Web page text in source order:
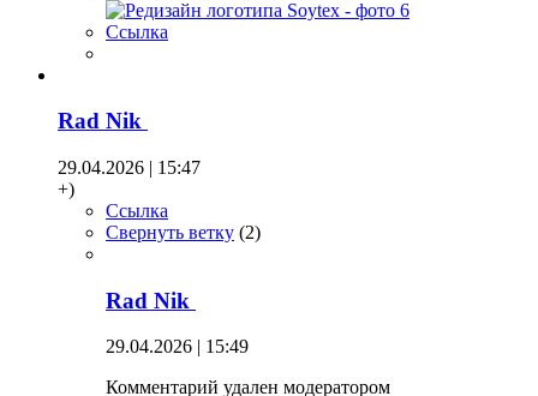
Ссылка
Rad Nik
29.04.2026 | 15:47
+)
Ссылка
Свернуть ветку (2)
Rad Nik
29.04.2026 | 15:49
Комментарий удален модератором